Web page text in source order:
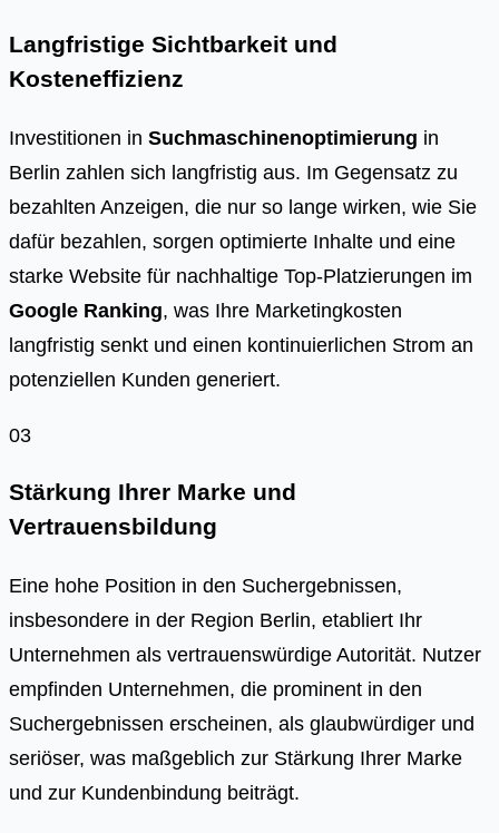
Langfristige Sichtbarkeit und
Kosteneffizienz
Investitionen in Suchmaschinenoptimierung in
Berlin zahlen sich langfristig aus. Im Gegensatz zu
bezahlten Anzeigen, die nur so lange wirken, wie Sie
dafür bezahlen, sorgen optimierte Inhalte und eine
starke Website für nachhaltige Top-Platzierungen im
Google Ranking, was Ihre Marketingkosten
langfristig senkt und einen kontinuierlichen Strom an
potenziellen Kunden generiert.
03
Stärkung Ihrer Marke und
Vertrauensbildung
Eine hohe Position in den Suchergebnissen,
insbesondere in der Region Berlin, etabliert Ihr
Unternehmen als vertrauenswürdige Autorität. Nutzer
empfinden Unternehmen, die prominent in den
Suchergebnissen erscheinen, als glaubwürdiger und
seriöser, was maßgeblich zur Stärkung Ihrer Marke
und zur Kundenbindung beiträgt.